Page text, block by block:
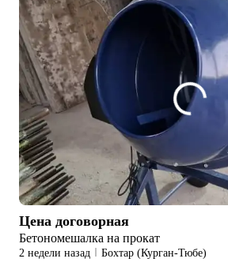
Цена договорная
Бетономешалка на прокат
2 недели назад Бохтар (Курган-Тюбе)